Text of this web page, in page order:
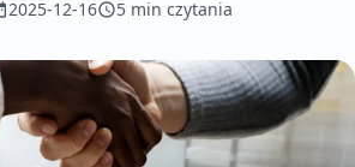
2025-12-16 5 min czytania